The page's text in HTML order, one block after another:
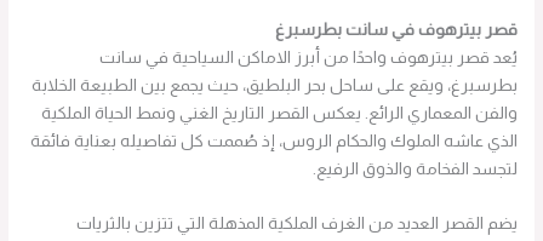
قصر بيترهوف في سانت بطرسبرغ
يُعد قصر بيترهوف واحدًا من أبرز الاماكن السياحية في سانت
بطرسبرغ، ويقع على ساحل بحر البلطيق، حيث يجمع بين الطبيعة الخلابة
والفن المعماري الرائع. يعكس القصر التاريخ الغني ونمط الحياة الملكية
الذي عاشه الملوك والحكام الروس، إذ صُممت كل تفاصيله بعناية فائقة
لتجسد الفخامة والذوق الرفيع.
يضم القصر العديد من الغرف الملكية المذهلة التي تتزين بالثريات